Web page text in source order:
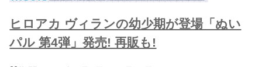
ヒロアカ ヴィランの幼少期が登場「ぬい
パル 第4弾」発売! 再販も!